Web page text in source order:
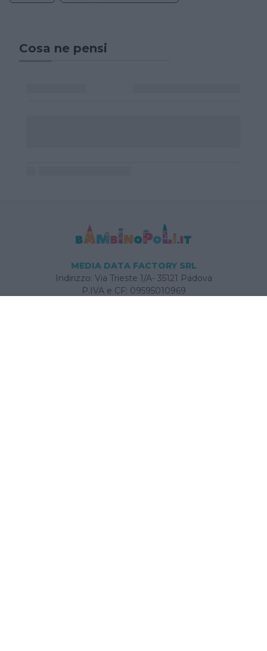
Cosa ne pensi
MEDIA DATA FACTORY SRL
Indirizzo: Via Trieste 1/A- 35121 Padova
P.IVA e CF: 09595010969